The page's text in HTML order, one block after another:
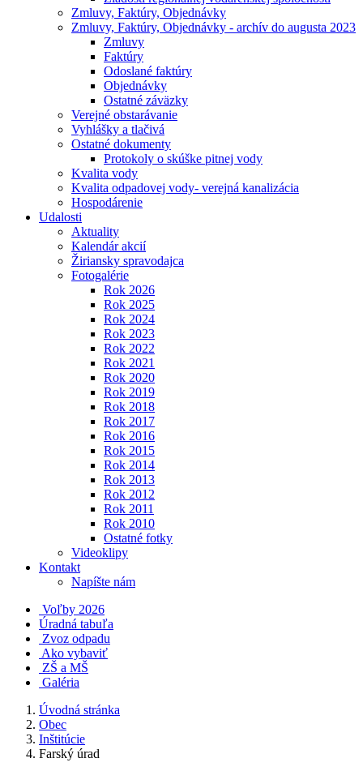
Zmluvy, Faktúry, Objednávky
Zmluvy, Faktúry, Objednávky - archív do augusta 2023
Zmluvy
Faktúry
Odoslané faktúry
Objednávky
Ostatné záväzky
Verejné obstarávanie
Vyhlášky a tlačivá
Ostatné dokumenty
Protokoly o skúške pitnej vody
Kvalita vody
Kvalita odpadovej vody- verejná kanalizácia
Hospodárenie
Udalosti
Aktuality
Kalendár akcií
Žiriansky spravodajca
Fotogalérie
Rok 2026
Rok 2025
Rok 2024
Rok 2023
Rok 2022
Rok 2021
Rok 2020
Rok 2019
Rok 2018
Rok 2017
Rok 2016
Rok 2015
Rok 2014
Rok 2013
Rok 2012
Rok 2011
Rok 2010
Ostatné fotky
Videoklipy
Kontakt
Napíšte nám
Voľby 2026
Úradná tabuľa
Zvoz odpadu
Ako vybaviť
ZŠ a MŠ
Galéria
Úvodná stránka
Obec
Inštitúcie
Farský úrad